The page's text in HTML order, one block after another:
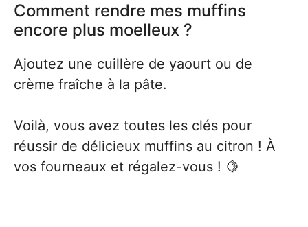
Comment rendre mes muffins
encore plus moelleux ?
Ajoutez une cuillère de yaourt ou de
crème fraîche à la pâte.
Voilà, vous avez toutes les clés pour
réussir de délicieux muffins au citron ! À
vos fourneaux et régalez-vous ! 🍋